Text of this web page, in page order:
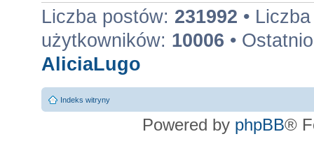
Liczba postów: 231992 •
użytkowników: 10006 •
AliciaLugo
Indeks witryny
Powered by phpBB®